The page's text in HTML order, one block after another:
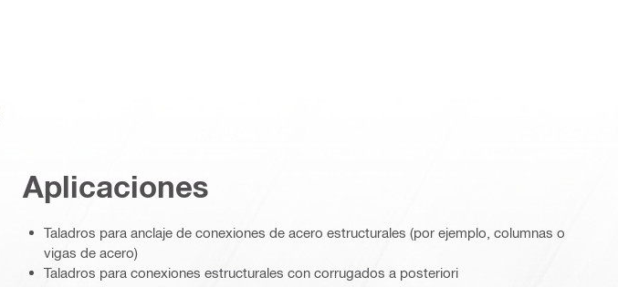
Aplicaciones
Taladros para anclaje de conexiones de acero estructurales (por ejemplo, columnas o
vigas de acero)
Taladros para conexiones estructurales con corrugados a posteriori